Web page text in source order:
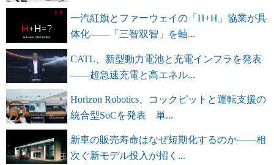
一汽紅旗とファーウェイの「H+H」協業が具
体化――「三智双智」を軸...
CATL、新型動力電池と充電インフラを発表
――超急速充電と高エネル...
Horizon Robotics、コックピットと運転支援の
統合型SoCを発表 単...
新車の販売寿命はなぜ短期化するのか――相
次ぐ新モデル投入が招く...